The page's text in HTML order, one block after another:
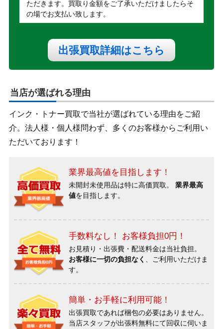
ただきます。買取り金額をご了承いただけましたらそ
の場でお支払い致します。
出張買取詳細はこちら
当店が選ばれる理由
インク・トナー買取で当社が選ばれている理由をご紹
介。法人様・個人様問わず、多くのお客様からご利用い
ただいております！
業界最高値を目指します！
未開封未使用品は特に高価買取。 業界最高
値を目指します。
手数料なし！ お客様負担0円！
お見積り・出張費・配送料金は当社負担。
お客様に一切の負担なく 、ご利用いただけま
す。
簡単・お手軽に利用可能！
出張買取であれば梱包の必要はありません。
当店スタッフが出張料無料にて回収に伺いま